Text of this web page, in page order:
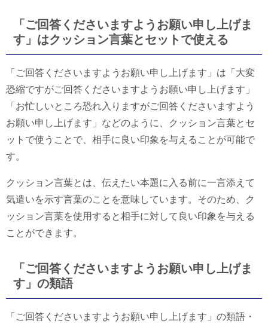
「ご回答くださいますようお願い申し上げま
す」はクッション言葉とセットで使える
「ご回答くださいますようお願い申し上げます」は「大変
恐縮ですがご回答くださいますようお願い申し上げます」
「お忙しいところ恐れ入りますがご回答くださいますよう
お願い申し上げます」などのように、クッション言葉とセ
ットで使うことで、相手に良い印象を与えることが可能で
す。
クッション言葉とは、伝えたい本題に入る前に一言添えて
気遣いを示す言葉のことを意味しています。そのため、ク
ッション言葉を使用すると相手に対して良い印象を与える
ことができます。
「ご回答くださいますようお願い申し上げま
す」の類語
「ご回答くださいますようお願い申し上げます」の類語・